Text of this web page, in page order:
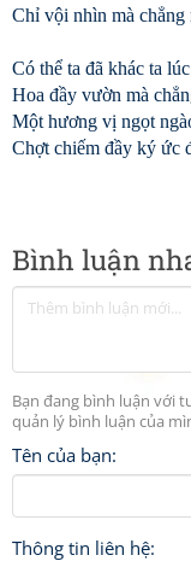
Bình luận
Bạn đang bình luận với
quản lý bình luận của
Tên của bạn:
Thông tin liên hệ:
Chỉ vội nhìn mà chẳng
Có thể ta đã khác ta
Hoa đầy vườn mà
Một hương vị ngọt
Chợt chiếm đầy ký ức